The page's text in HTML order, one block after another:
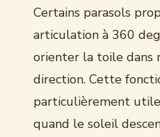
Certains parasols
articulation à 360
orienter la toile dans
direction. Cette
particulièrement
quand le soleil